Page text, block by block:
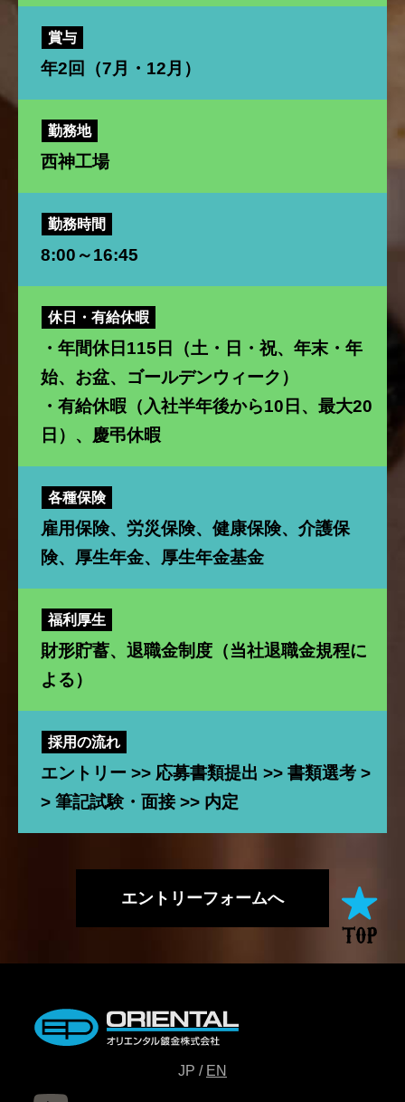
賞与
年2回（7月・12月）
勤務地
西神工場
勤務時間
8:00～16:45
休日・有給休暇
・年間休日115日（土・日・祝、年末・年
始、お盆、ゴールデンウィーク）
・有給休暇（入社半年後から10日、最大20
日）、慶弔休暇
各種保険
雇用保険、労災保険、健康保険、介護保
険、厚生年金、厚生年金基金
福利厚生
財形貯蓄、退職金制度（当社退職金規程に
よる）
採用の流れ
エントリー >> 応募書類提出 >> 書類選考 >
> 筆記試験・面接 >> 内定
エントリーフォームへ
JP / EN